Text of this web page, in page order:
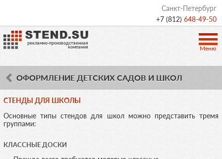
рекламно-производственная
компания
Санкт-Петербург
+7 (812)648-49-50
Меню
ОФОРМЛЕНИЕ ДЕТСКИХ САДОВ И ШКОЛ
СТЕНДЫ ДЛЯ ШКОЛЫ
Основные типы стендов для школ можно представить тремя
группами:
КЛАССНЫЕ ДОСКИ